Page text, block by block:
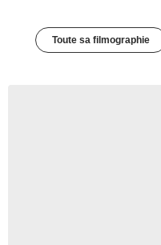
Toute sa filmographie